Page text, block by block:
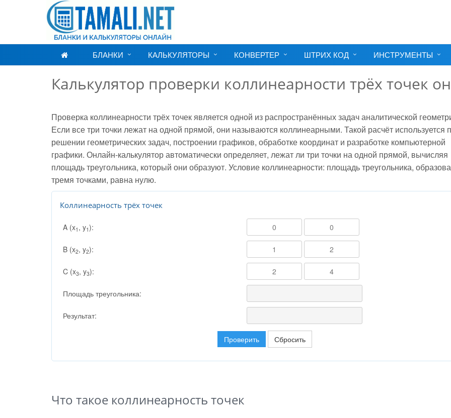
БЛАНКИ КАЛЬКУЛЯТОРЫ КОНВЕРТЕР ШТРИХ КОД ИНСТРУМЕНТЫ
Калькулятор проверки коллинеарности трёх точек
Проверка коллинеарности трёх точек является одной из распространённых задач аналитической
Если все три точки лежат на одной прямой, они называются коллинеарными. Такой расчёт используется
решении геометрических задач, построении графиков, обработке координат и разработке компьютерной
графики. Онлайн-калькулятор автоматически определяет, лежат ли три точки на одной прямой, вычисляя
площадь треугольника, который они образуют. Условие коллинеарности: площадь треугольника,
тремя точками, равна нулю.
Коллинеарность трёх точек
A (x1 , y1):
B (x2, y2):
C (x3, y3):
Площадь треугольника:
Результат:
Проверить Сбросить
Что такое коллинеарность точек